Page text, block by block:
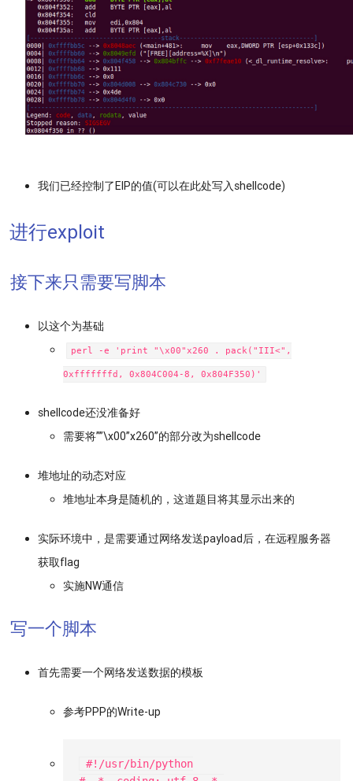
我们已经控制了EIP的值(可以在此处写入shellcode)
进行exploit
接下来只需要写脚本
以这个为基础
perl -e 'print "\x00"x260 . pack("III<",
0xfffffffd, 0x804C004-8, 0x804F350)'
shellcode还没准备好
需要将””\x00”x260”的部分改为shellcode
堆地址的动态对应
堆地址本身是随机的，这道题目将其显示出来的
实际环境中，是需要通过网络发送payload后，在远程服务器
获取flag
实施NW通信
写一个脚本
首先需要一个网络发送数据的模板
参考PPP的Write-up
#!/usr/bin/python